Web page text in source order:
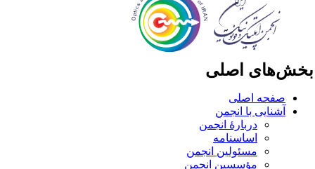
اصلی
صفحه اصلی
آشنایی با انجمن
دربارۀ انجمن
اساسنامه
مسئولین انجمن
مؤسسین انجمن